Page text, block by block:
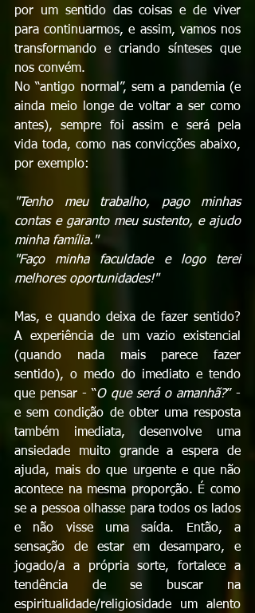
por um sentido das coisas e de viver
para continuarmos, e assim, vamos nos
transformando e criando sínteses que
nos convém.
No “antigo normal”, sem a pandemia (e
ainda meio longe de voltar a ser como
antes), sempre foi assim e será pela
vida toda, como nas convicções abaixo,
por exemplo:
"Tenho meu trabalho, pago minhas
contas e garanto meu sustento, e ajudo
minha família."
"Faço minha faculdade e logo terei
melhores oportunidades!"
Mas, e quando deixa de fazer sentido?
A experiência de um vazio existencial
(quando nada mais parece fazer
sentido), o medo do imediato e tendo
que pensar - “O que será o amanhã?” -
e sem condição de obter uma resposta
também imediata, desenvolve uma
ansiedade muito grande a espera de
ajuda, mais do que urgente e que não
acontece na mesma proporção. É como
se a pessoa olhasse para todos os lados
e não visse uma saída. Então, a
sensação de estar em desamparo, e
jogado/a a própria sorte, fortalece a
tendência de se buscar na
espiritualidade/religiosidade um alento